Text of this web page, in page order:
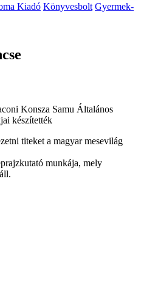
Kiadó Könyvesbolt Gyermek-
Konsza Samu Általános
készítették
titeket a magyar mesevilág
munkája, mely